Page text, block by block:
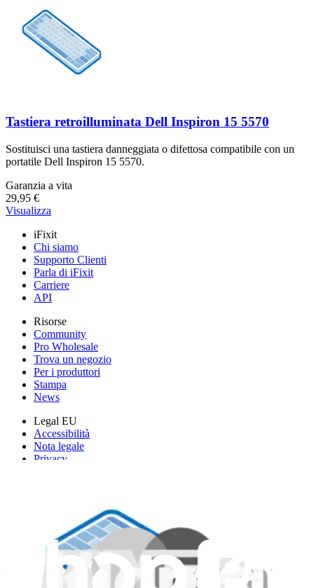
Tastiera retroilluminata Dell Inspiron 15 5570
Sostituisci una tastiera danneggiata o difettosa compatibile con un
portatile Dell Inspiron 15 5570.
Garanzia a vita
29,95 €
Visualizza
iFixit
Chi siamo
Supporto Clienti
Parla di iFixit
Carriere
API
Risorse
Community
Pro Wholesale
Trova un negozio
Per i produttori
Stampa
News
Legal EU
Accessibilità
Nota legale
Privacy
Polizza di spedizione
Informazioni importanti per i consumatori
Riciclaggio delle batterie e tariffe
Consenso Cookie
Scarica l'applicazione